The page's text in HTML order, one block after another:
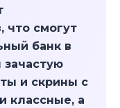
что смогут
банк в
зачастую
и скрины с
классные, а